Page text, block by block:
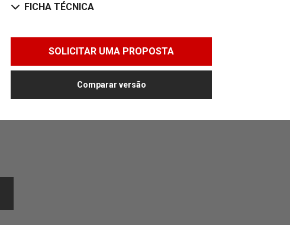
FICHA TÉCNICA
SOLICITAR UMA PROPOSTA
Comparar versão